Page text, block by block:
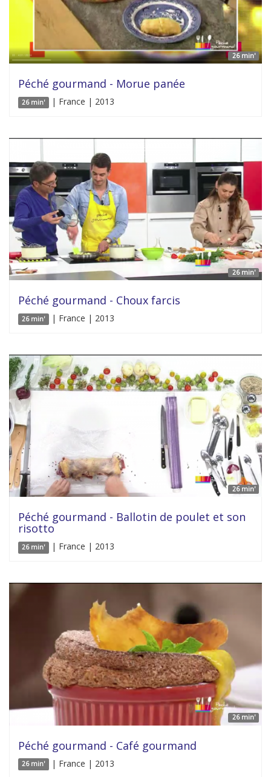
26 min'
Péché gourmand - Morue panée
26 min' | France | 2013
26 min'
Péché gourmand - Choux farcis
26 min' | France | 2013
26 min'
Péché gourmand - Ballotin de poulet et son
risotto
26 min' | France | 2013
26 min'
Péché gourmand - Café gourmand
26 min' | France | 2013